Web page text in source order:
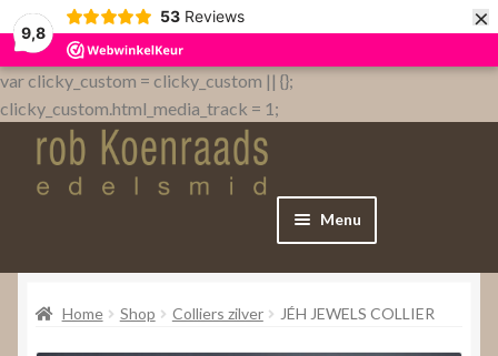
9,8
53 Reviews ×
var clicky_custom = clicky_custom || {};
clicky_custom.html_media_track = 1;
Menu
Home
Home Shop Colliers zilver JÉH JEWELS COLLIER